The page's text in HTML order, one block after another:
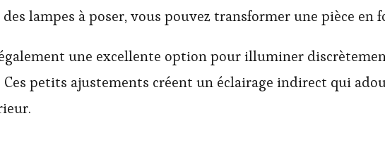
lampes à poser, vous pouvez transformer une pièce en
une excellente option pour illuminer
petits ajustements créent un éclairage indirect qui